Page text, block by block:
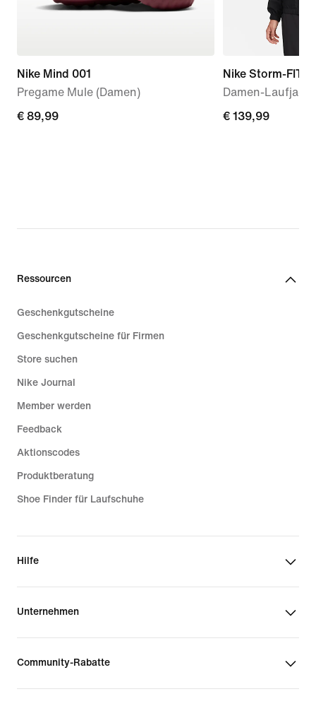
Nike Mind 001
Pregame Mule (Damen)
€ 89,99
€ 89,99
Nike Storm-FIT
Damen-Laufjacke
€ 139,99
€ 139,99
Ressourcen
Geschenkgutscheine
Geschenkgutscheine für Firmen
Store suchen
Nike Journal
Member werden
Feedback
Aktionscodes
Produktberatung
Shoe Finder für Laufschuhe
Hilfe
Unternehmen
Community-Rabatte